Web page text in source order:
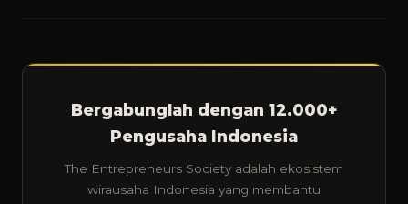
Bergabunglah dengan 12.000+
Pengusaha Indonesia
The Entrepreneurs Society adalah ekosistem
wirausaha Indonesia yang membantu